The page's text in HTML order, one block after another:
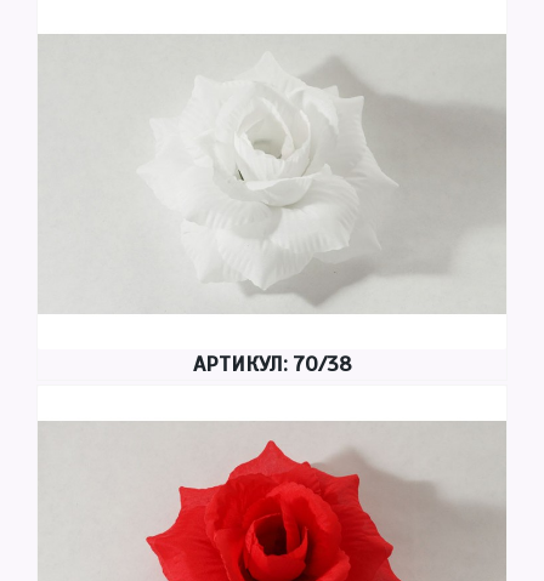
АРТИКУЛ: 70/38